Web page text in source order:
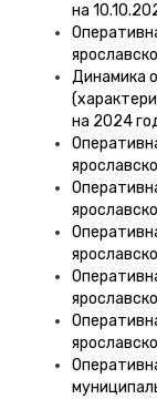
на
Динамика
на 2024